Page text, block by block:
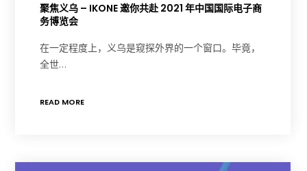
聚焦义乌 – IKONE 邀你共赴 2021 年中国国际电子商
务博览会
在一定程度上，义乌是窥探外界的一个窗口。毕竟，
全世…
READ MORE